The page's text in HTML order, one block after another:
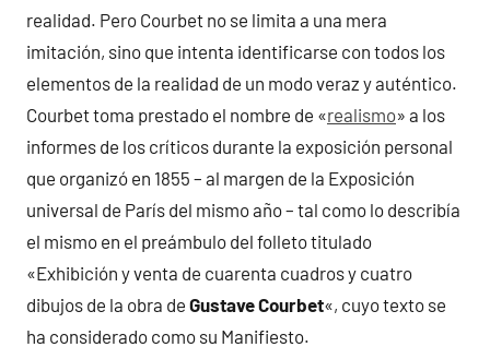
realidad. Pero Courbet no se limita a una mera
imitación, sino que intenta identificarse con todos los
elementos de la realidad de un modo veraz y auténtico.
Courbet toma prestado el nombre de «realismo» a los
informes de los críticos durante la exposición personal
que organizó en 1855 – al margen de la Exposición
universal de París del mismo año – tal como lo describía
el mismo en el preámbulo del folleto titulado
«Exhibición y venta de cuarenta cuadros y cuatro
dibujos de la obra de Gustave Courbet«, cuyo texto se
ha considerado como su Manifiesto.